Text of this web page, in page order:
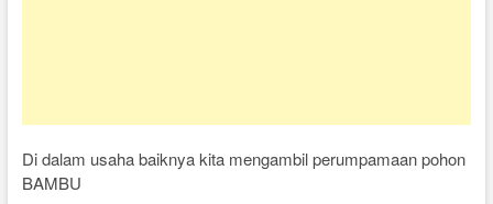
Di dalam usaha baiknya kita mengambil perumpamaan pohon
BAMBU